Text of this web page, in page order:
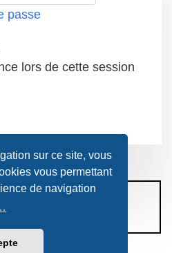
sur ce site, vous
vous permettant
de navigation
passe
lors de cette session
D’UTILISATION
DE VIE PRIVÉE